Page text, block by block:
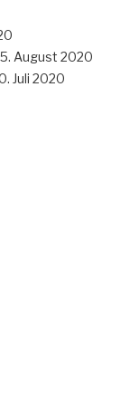
August 2020
Juli 2020